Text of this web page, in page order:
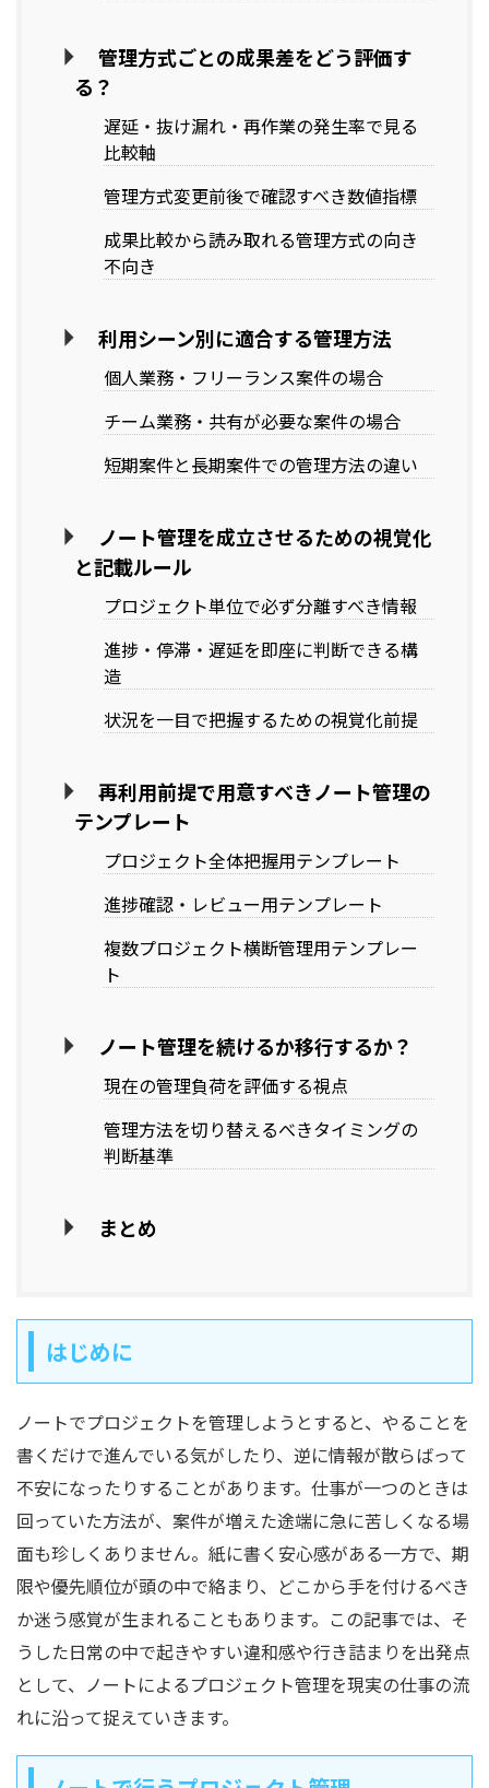
管理方式ごとの成果差をどう評価す
る？
遅延・抜け漏れ・再作業の発生率で見る
比較軸
管理方式変更前後で確認すべき数値指標
成果比較から読み取れる管理方式の向き
不向き
利用シーン別に適合する管理方法
個人業務・フリーランス案件の場合
チーム業務・共有が必要な案件の場合
短期案件と長期案件での管理方法の違い
ノート管理を成立させるための視覚化
と記載ルール
プロジェクト単位で必ず分離すべき情報
進捗・停滞・遅延を即座に判断できる構
造
状況を一目で把握するための視覚化前提
再利用前提で用意すべきノート管理の
テンプレート
プロジェクト全体把握用テンプレート
進捗確認・レビュー用テンプレート
複数プロジェクト横断管理用テンプレー
ト
ノート管理を続けるか移行するか？
現在の管理負荷を評価する視点
管理方法を切り替えるべきタイミングの
判断基準
まとめ
はじめに
ノートでプロジェクトを管理しようとすると、やることを
書くだけで進んでいる気がしたり、逆に情報が散らばって
不安になったりすることがあります。仕事が一つのときは
回っていた方法が、案件が増えた途端に急に苦しくなる場
面も珍しくありません。紙に書く安心感がある一方で、期
限や優先順位が頭の中で絡まり、どこから手を付けるべき
か迷う感覚が生まれることもあります。この記事では、そ
うした日常の中で起きやすい違和感や行き詰まりを出発点
として、ノートによるプロジェクト管理を現実の仕事の流
れに沿って捉えていきます。